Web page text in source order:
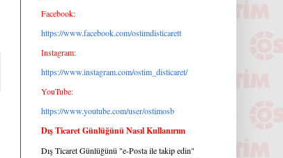
Facebook:
https://www.facebook.com/ostimdisticarett
Instagram:
https://www.instagram.com/ostim_disticaret/
YouTube:
https://www.youtube.com/user/ostimosb
Dış Ticaret Günlüğünü Nasıl Kullanırım
Dış Ticaret Günlüğünü "e-Posta ile takip edin"